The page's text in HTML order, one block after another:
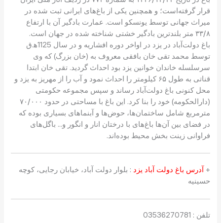
قرار گرفته‌است؛ و همچنین یکی از باغ‌های ایرانی ثبت شده در
میراث جهانی توسط یونسکو است. عمارت بادگیر آن با ارتفاع
۳۳/۸ متر بلندترین بادگیر خشتی شناخته شده در جهان است.
باغ دولت‌آباد در یزد در اواخر دوره افشاریه و در سال 1125ه‍.ق
توسط محمد تقی خان بافقی معروف به (خان بزرگ) که وی
سرسلسله خاندان خوانین یزد بود احداث گردید. تقی خان ابتدا
قناتی به طول ۶۵ کیلومتر را احداث نمود و آب را از مهریز به یزد و
محل کنونی باغ دولت‌آباد رساند و سپس مجموعه حکومتی
(دارالحکومه) خود را بنا کرد. این باغ با مساحتی در حدود ۷۰/۰۰۰
مترمربع شامل ساختمان‌ها، حوض‌ها و آبنماهای بسیاری بوده که
در فضای بین آن‌ها باغ‌های با درختان انار و انگور و… باگل‌های
فراوانی زینت بخش محیط بوده‌اند.
+ آدرس باغ دولت آباد یزد : بلوار دولت آباد، خیابان رجایی، کوچه
حسینیه
تلفن : 03536270781